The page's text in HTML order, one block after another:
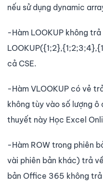
nếu sử dụng dynamic
-Hàm LOOKUP không
cả CSE.
-Hàm VLOOKUP có vẻ
không tùy vào số lượng ô
thuyết này Học Excel
-Hàm ROW trong phiên
vài phiên bản khác) trả
bản Office 365 không